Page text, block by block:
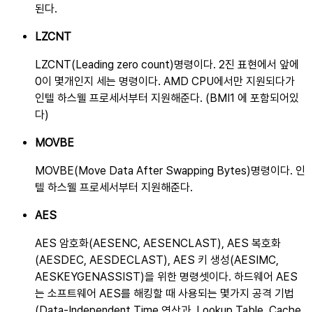
된다.
LZCNT
LZCNT(Leading zero count)명령이다. 2진 표현에서 앞에
0이 몇개인지 세는 명령이다. AMD CPU에서만 지원되다가
인텔 하스웰 프로세서부터 지원해준다. (BMI1 에 포함되어있
다)
MOVBE
MOVBE(Move Data After Swapping Bytes)명령이다. 인
텔 하스웰 프로세서부터 지원해준다.
AES
AES 암호화(AESENC, AESENCLAST), AES 복호화
(AESDEC, AESDECLAST), AES 키 생성(AESIMC,
AESKEYGENASSIST)을 위한 명령셋이다. 하드웨어 AES
는 소프트웨어 AES를 해킹할 때 사용되는 몇가지 공격 기법